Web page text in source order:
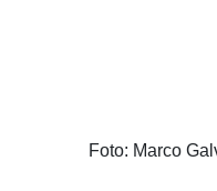
Foto: Marco